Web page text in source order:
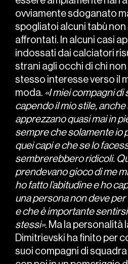
ovviamente sdoganato
spogliatoi alcuni tabù
affrontati. In alcuni casi
indossati dai calciatori
strani agli occhi di chi
stesso interesse verso il
moda. «I miei compagni
capendo il mio stile, anche
apprezzano quasi mai in
sempre che solamente io
quei capi e che se lo
sembrerebbero ridicoli.
prendevano gioco di me
ho fatto l’abitudine e ho
una persona non deve
e che è importante
stessi». Ma la personalità
Dimitrievski ha finito per
suoi compagni di